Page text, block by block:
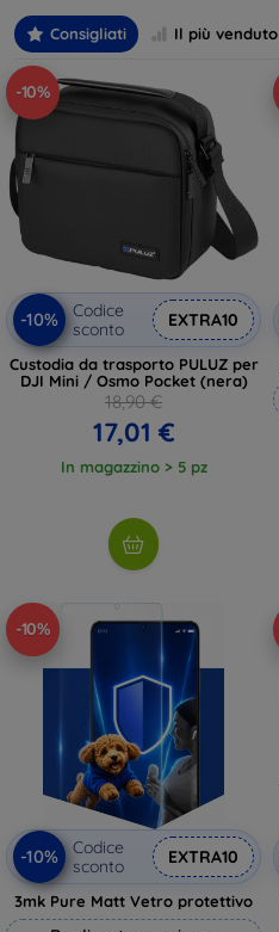
Consigliati Il più venduto
-10%
-10%
Codice
sconto
EXTRA10
Custodia da trasporto PULUZ per
DJI Mini / Osmo Pocket (nera)
18,90 €
17,01 €
In magazzino > 5 pz
-10%
-10%
Codice
sconto
EXTRA10
3mk Pure Matt Vetro protettivo